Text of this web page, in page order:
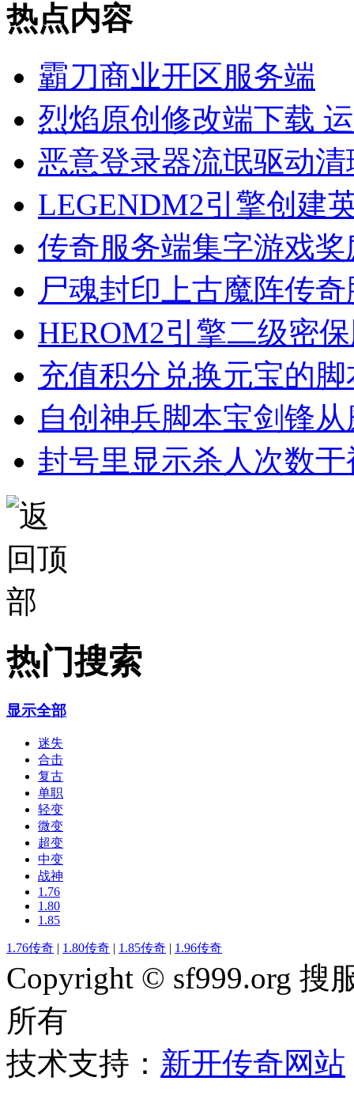
热点内容
霸刀商业开区服务端
烈焰原创修改端下载
恶意登录器流氓驱动
LEGENDM2引擎创建
传奇服务端集字游戏
尸魂封印上古魔阵传
HEROM2引擎二级密
充值积分兑换元宝的
自创神兵脚本宝剑锋
封号里显示杀人次数
热门搜索
显示全部
迷失
合击
复古
单职
轻变
微变
超变
中变
战神
1.76
1.80
1.85
1.76传奇 | 1.80传奇 | 1.85传奇 | 1.96传奇
Copyright © sf999.org 搜
所有
技术支持： 新开传奇网站